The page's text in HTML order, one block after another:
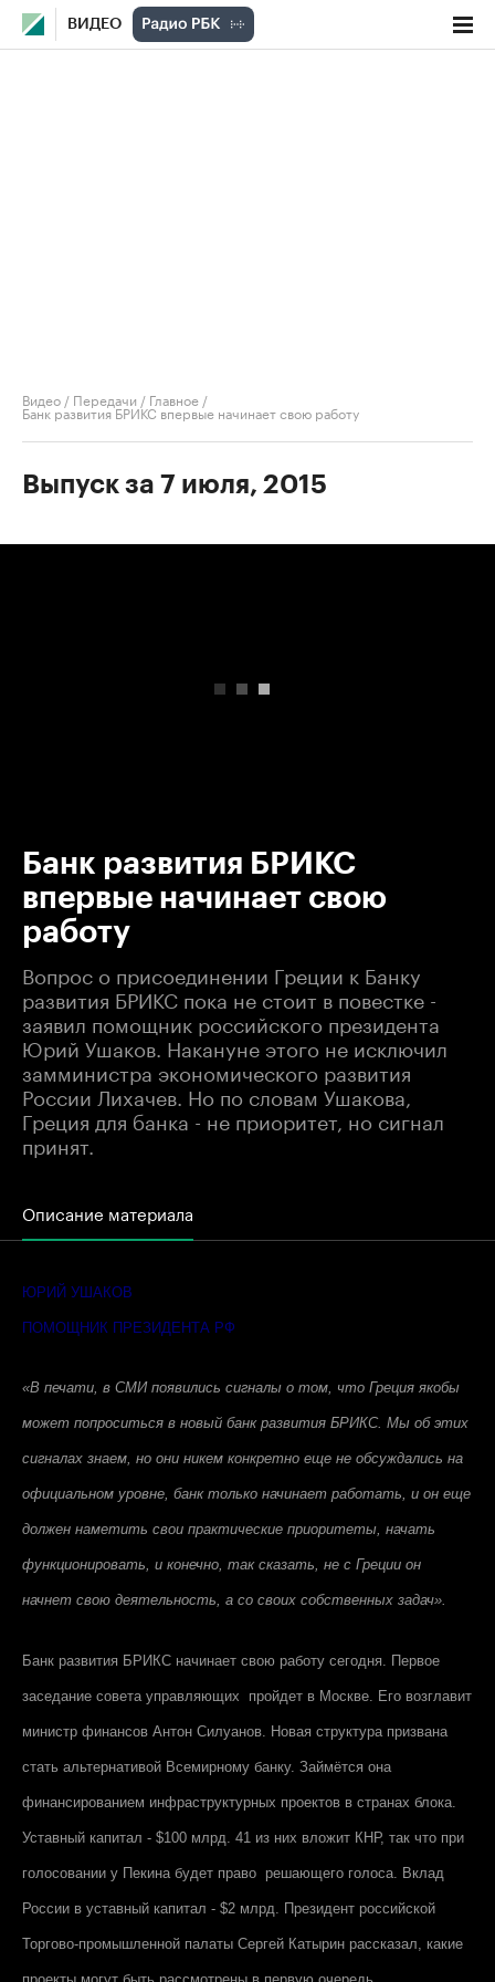
ВИДЕО
Видео / Передачи / Главное /
Банк развития БРИКС впервые начинает свою работу
Выпуск за 7 июля, 2015
Банк развития БРИКС
впервые начинает свою
работу
Вопрос о присоединении Греции к Банку
развития БРИКС пока не стоит в повестке -
заявил помощник российского президента
Юрий Ушаков. Накануне этого не исключил
замминистра экономического развития
России Лихачев. Но по словам Ушакова,
Греция для банка - не приоритет, но сигнал
принят.
Описание материала
ЮРИЙ УШАКОВ
ПОМОЩНИК ПРЕЗИДЕНТА РФ
«В печати, в СМИ появились сигналы о том, что Греция якобы
может попроситься в новый банк развития БРИКС. Мы об этих
сигналах знаем, но они никем конкретно еще не обсуждались на
официальном уровне, банк только начинает работать, и он еще
должен наметить свои практические приоритеты, начать
функционировать, и конечно, так сказать, не с Греции он
начнет свою деятельность, а со своих собственных задач».
Банк развития БРИКС начинает свою работу сегодня. Первое
заседание совета управляющих пройдет в Москве. Его возглавит
министр финансов Антон Силуанов. Новая структура призвана
стать альтернативой Всемирному банку. Займётся она
финансированием инфраструктурных проектов в странах блока.
Уставный капитал - $100 млрд. 41 из них вложит КНР, так что при
голосовании у Пекина будет право решающего голоса. Вклад
России в уставный капитал - $2 млрд. Президент российской
Торгово-промышленной палаты Сергей Катырин рассказал, какие
проекты могут быть рассмотрены в первую очередь.